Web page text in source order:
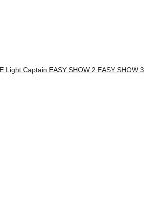
Light Captain EASY SHOW 2 EASY SHOW 3